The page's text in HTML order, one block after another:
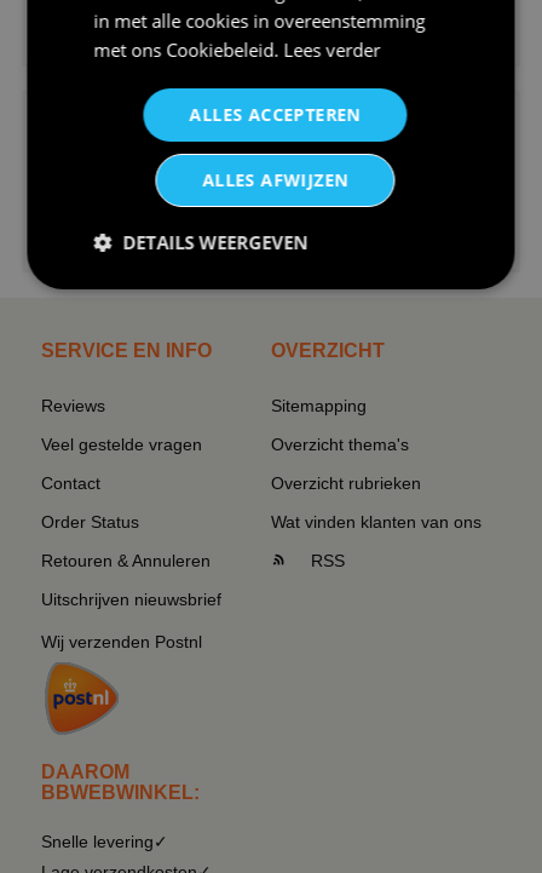
€24,95
V-hals shirt rood wit blauw st...
I love korfbal t-shirt sport s...
SERVICE EN INFO
Reviews
Veel gestelde vragen
Contact
Order Status
Retouren & Annuleren
Uitschrijven nieuwsbrief
Wij verzenden Postnl
DAAROM
BBWEBWINKEL:
Snelle levering✓
OVERZICHT
Sitemapping
Overzicht thema's
Overzicht rubrieken
Wat vinden klanten van ons
RSS
in met alle cookies in overeenstemming
met ons Cookiebeleid. Lees verder
ALLES ACCEPTEREN
ALLES AFWIJZEN
DETAILS WEERGEVEN